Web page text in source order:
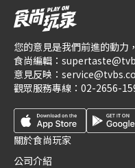
您的意見是我們前進的動力
食尚編輯：
意見反映：
觀眾服務專線： 02-2656-
關於食尚玩家
公司介紹